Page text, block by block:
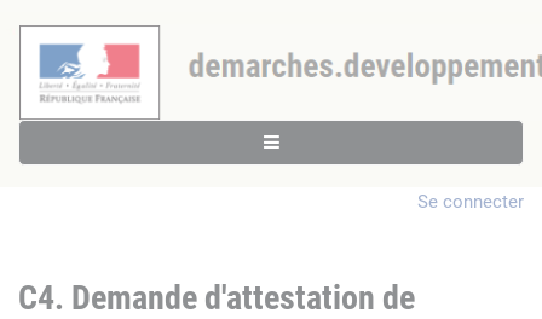
Se connecter
C4. Demande d'attestation de